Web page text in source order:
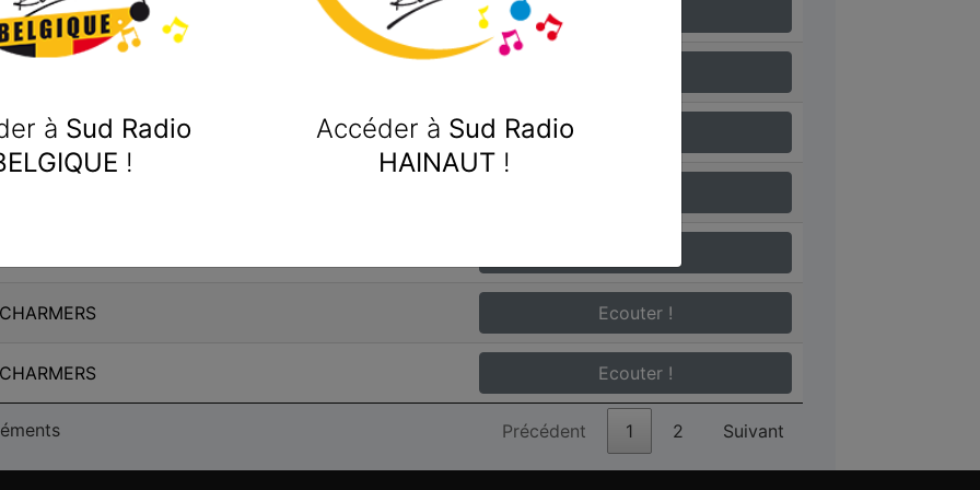
à Sud Radio
!
Accéder à Sud Radio
HAINAUT !
Ecouter !
Ecouter !
Précédent 1 2 Suivant